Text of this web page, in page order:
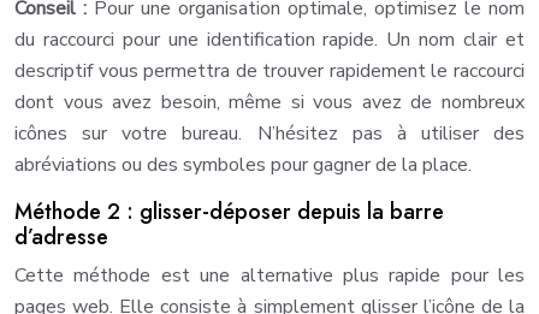
Conseil : Pour une organisation optimale, optimisez le nom
du raccourci pour une identification rapide. Un nom clair et
descriptif vous permettra de trouver rapidement le raccourci
dont vous avez besoin, même si vous avez de nombreux
icônes sur votre bureau. N’hésitez pas à utiliser des
abréviations ou des symboles pour gagner de la place.
Méthode 2 : glisser-déposer depuis la barre
d’adresse
Cette méthode est une alternative plus rapide pour les
pages web. Elle consiste à simplement glisser l’icône de la